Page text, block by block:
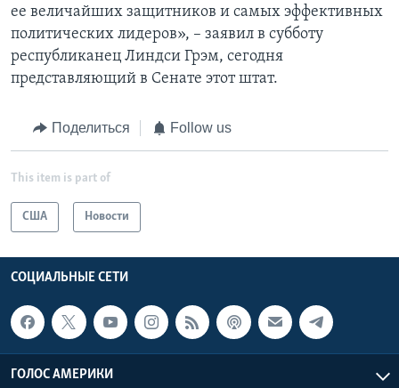
ее величайших защитников и самых эффективных
политических лидеров», – заявил в субботу
республиканец Линдси Грэм, сегодня
представляющий в Сенате этот штат.
Поделиться Follow us
This item is part of
США Новости
СОЦИАЛЬНЫЕ СЕТИ
ГОЛОС АМЕРИКИ